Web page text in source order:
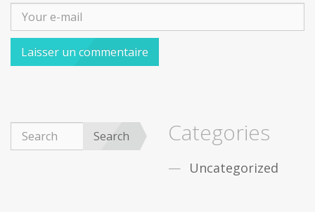
Search Categories
Uncategorized